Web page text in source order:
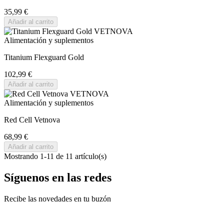
35,99 €
Añadir al carrito
Alimentación y suplementos
Titanium Flexguard Gold
102,99 €
Añadir al carrito
Alimentación y suplementos
Red Cell Vetnova
68,99 €
Añadir al carrito
Mostrando 1-11 de 11 artículo(s)
Síguenos en las redes
Recibe las novedades en tu buzón